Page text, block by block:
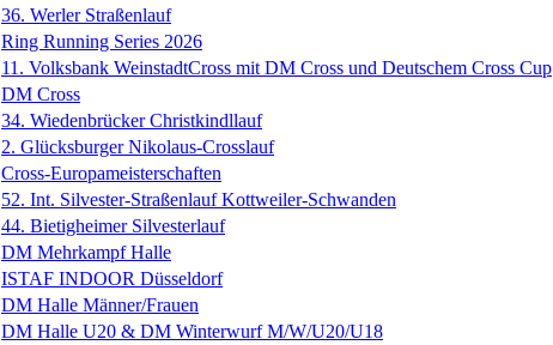
36. Werler Straßenlauf
Ring Running Series 2026
11. Volksbank WeinstadtCross mit DM Cross und Deutschem Cross Cup
DM Cross
34. Wiedenbrücker Christkindllauf
2. Glücksburger Nikolaus-Crosslauf
Cross-Europameisterschaften
52. Int. Silvester-Straßenlauf Kottweiler-Schwanden
44. Bietigheimer Silvesterlauf
DM Mehrkampf Halle
ISTAF INDOOR Düsseldorf
DM Halle Männer/Frauen
DM Halle U20 & DM Winterwurf M/W/U20/U18